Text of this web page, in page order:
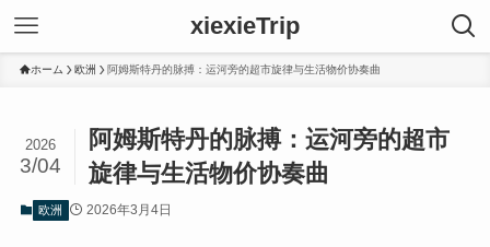
xiexieTrip
ホーム 欧洲 阿姆斯特丹的脉搏：运河旁的超市旋律与生活物价协奏曲
阿姆斯特丹的脉搏：运河旁的超市
旋律与生活物价协奏曲
2026
3/04
欧洲 2026年3月4日